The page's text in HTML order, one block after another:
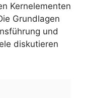
Kernelementen
Grundlagen
und
diskutieren